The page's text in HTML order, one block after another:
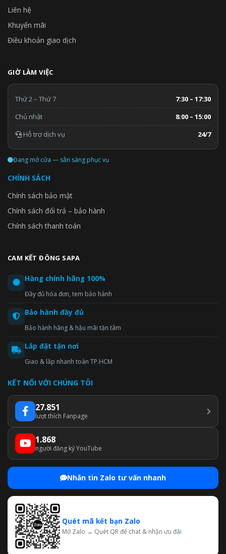
Liên hệ
Khuyến mãi
Điều khoản giao dịch
GIỜ LÀM VIỆC
Thứ 2 – Thứ 7
7:30 – 17:30
Chủ nhật
8:00 – 15:00
Hỗ trợ dịch vụ
24/7
Đang mở cửa — sẵn sàng phục vụ
CHÍNH SÁCH
Chính sách bảo mật
Chính sách đổi trả – bảo hành
Chính sách thanh toán
CAM KẾT ĐÔNG SAPA
Hàng chính hãng 100%
Đầy đủ hóa đơn, tem bảo hành
Bảo hành đầy đủ
Bảo hành hãng & hậu mãi tận tâm
Lắp đặt tận nơi
Giao & lắp nhanh toàn TP.HCM
KẾT NỐI VỚI CHÚNG TÔI
27.851
lượt thích Fanpage
1.868
người đăng ký YouTube
Nhắn tin Zalo tư vấn nhanh
Quét mã kết bạn Zalo
Mở Zalo → Quét QR để chat & nhận ưu đãi